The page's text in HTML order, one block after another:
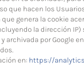
que hacen los
genera la cookie
la dirección
archivada por Google
en: https://